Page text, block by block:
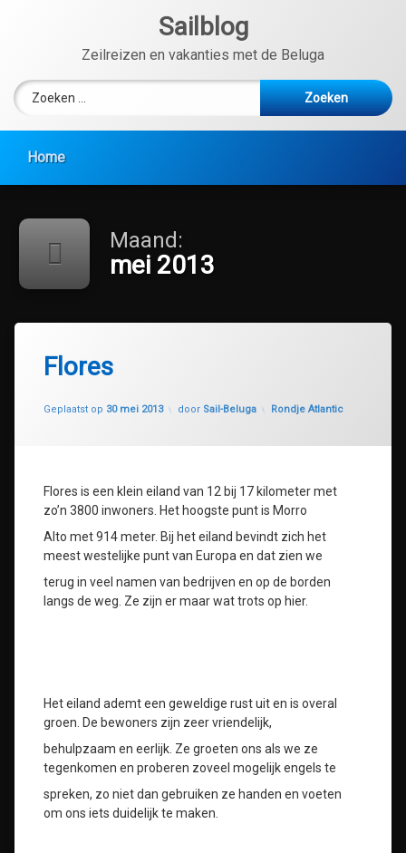
Sailblog
Zeilreizen en vakanties met de Beluga
Zoeken naar:
Home
Maand:
mei 2013
Flores
Geplaatst op 30 mei 2013
Geüpdatet op 30 juli 2020
door Sail-Beluga Categorieën:
Rondje Atlantic
Flores is een klein eiland van 12 bij 17 kilometer met
zo’n 3800 inwoners. Het hoogste punt is Morro
Alto met 914 meter. Bij het eiland bevindt zich het
meest westelijke punt van Europa en dat zien we
terug in veel namen van bedrijven en op de borden
langs de weg. Ze zijn er maar wat trots op hier.
Het eiland ademt een geweldige rust uit en is overal
groen. De bewoners zijn zeer vriendelijk,
behulpzaam en eerlijk. Ze groeten ons als we ze
tegenkomen en proberen zoveel mogelijk engels te
spreken, zo niet dan gebruiken ze handen en voeten
om ons iets duidelijk te maken.